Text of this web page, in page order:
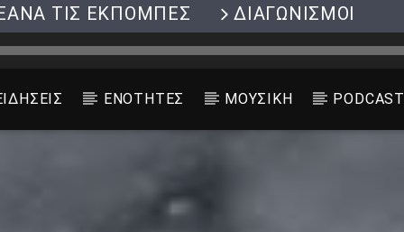
ΤΙΣ ΕΚΠΟΜΠΕΣ ΔΙΑΓΩΝΙΣΜΟΙ
ΕΝΟΤΗΤΕΣ ΜΟΥΣΙΚΗ